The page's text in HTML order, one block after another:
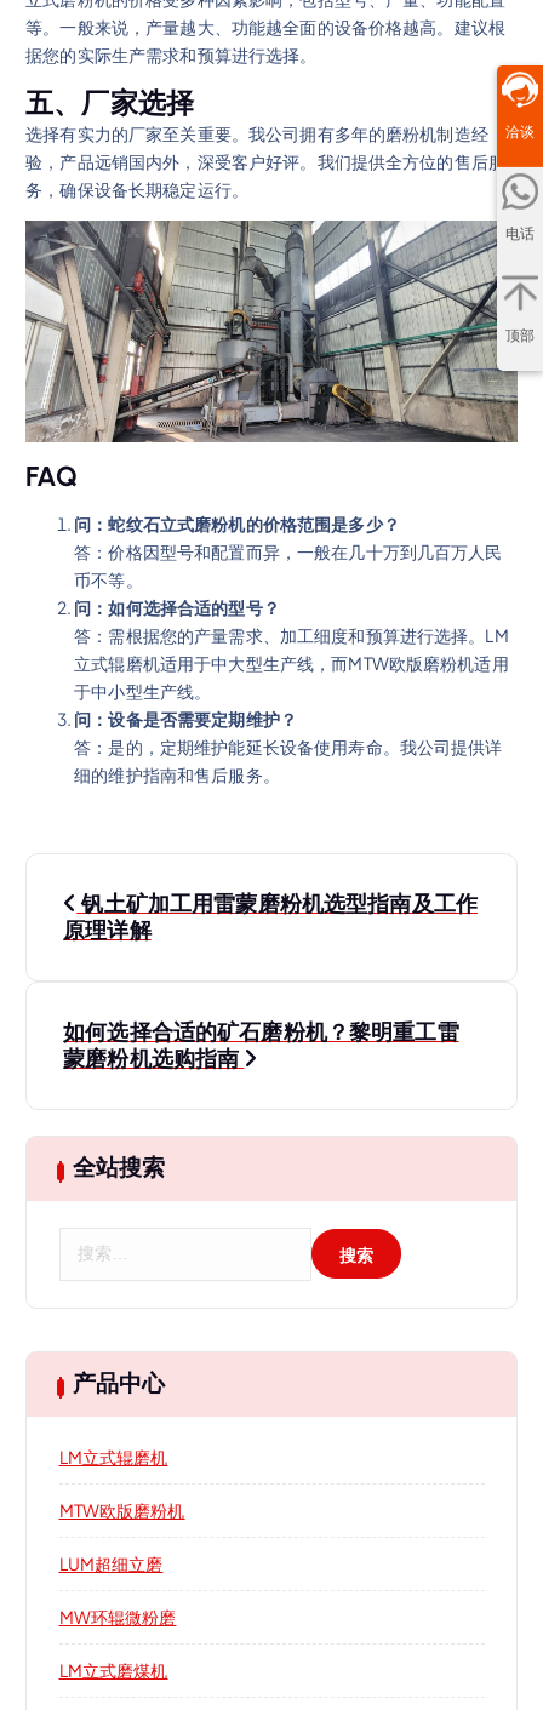
等。一般来说，产量越大、功能越全面的设备价格越高。建议根
据您的实际生产需求和预算进行选择。
五、厂家选择
选择有实力的厂家至关重要。我公司拥有多年的磨粉机制造经
验，产品远销国内外，深受客户好评。我们提供全方位的售后服
务，确保设备长期稳定运行。
FAQ
问：蛇纹石立式磨粉机的价格范围是多少？
答：价格因型号和配置而异，一般在几十万到几百万人民
币不等。
问：如何选择合适的型号？
答：需根据您的产量需求、加工细度和预算进行选择。LM
立式辊磨机适用于中大型生产线，而MTW欧版磨粉机适用
于中小型生产线。
问：设备是否需要定期维护？
答：是的，定期维护能延长设备使用寿命。我公司提供详
细的维护指南和售后服务。
文
章
航
钒土矿加工用雷蒙磨粉机选型指南及工作
原理详解
如何选择合适的矿石磨粉机？黎明重工雷
蒙磨粉机选购指南
全站搜索
产品中心
LM立式辊磨机
MTW欧版磨粉机
LUM超细立磨
MW环辊微粉磨
LM立式磨煤机
洽谈
电话
顶部